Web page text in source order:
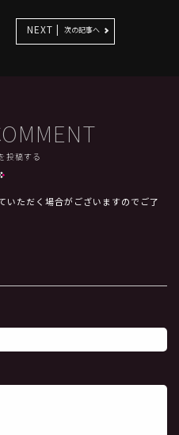
NEXT | 次の記事へ
投稿する
いただく場合がございますのでご了